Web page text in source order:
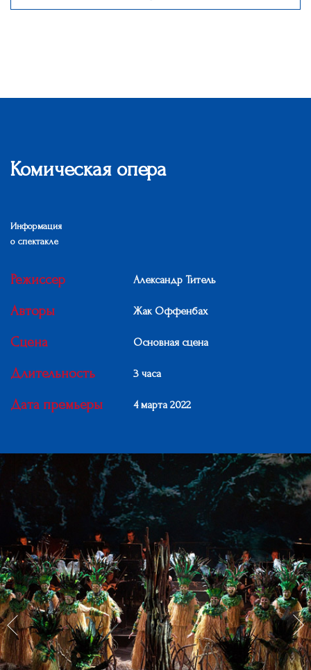
Комическая опера
Информация
о спектакле
Режиссер Александр Титель
Авторы Жак Оффенбах
Сцена Основная сцена
Длительность 3 часа
Дата премьеры 4 марта 2022